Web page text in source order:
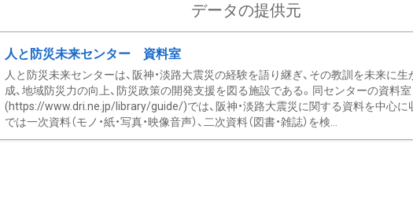
データの提供元
人と防災未来センター 資料室
人と防災未来センターは、阪神・淡路大震災の経験を語り継ぎ、その教訓を未来に
成、地域防災力の向上、防災政策の開発支援を図る施設である。同センターの資料室
(https://www.dri.ne.jp/library/guide/)では、阪神・淡路大震災に関する資料を中心に
では一次資料（モノ・紙・写真・映像音声）、二次資料（図書・雑誌）を検...